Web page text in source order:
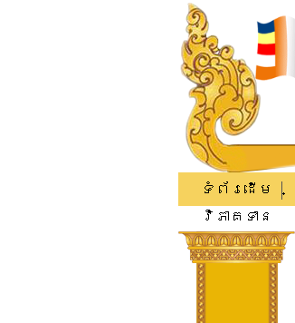
ទំព័រដើម
វិភាគទាន